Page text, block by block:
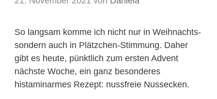
So langsam komme ich nicht nur in Weihnachts-
sondern auch in Plätzchen-Stimmung. Daher
gibt es heute, pünktlich zum ersten Advent
nächste Woche, ein ganz besonderes
histaminarmes Rezept: nussfreie Nussecken.